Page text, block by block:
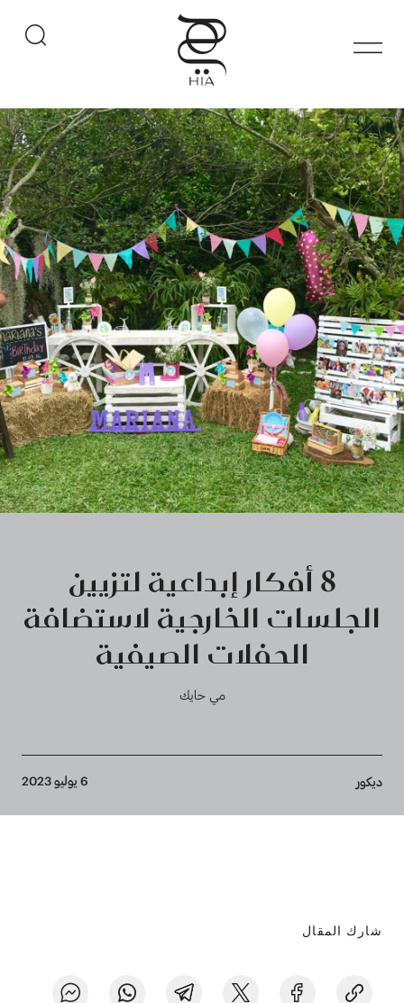
8 أفكار إبداعية لتزيين
الجلسات الخارجية لاستضافة
الحفلات الصيفية
مي حايك
Breadcrumb
ديكور 6 يوليو 2023
شارك المقال